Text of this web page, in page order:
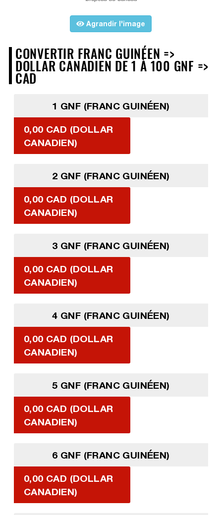
Agrandir l'image
CONVERTIR FRANC GUINÉEN =>
DOLLAR CANADIEN DE 1 À 100 GNF =>
CAD
1 GNF (FRANC GUINÉEN)
0,00 CAD (DOLLAR
CANADIEN)
2 GNF (FRANC GUINÉEN)
0,00 CAD (DOLLAR
CANADIEN)
3 GNF (FRANC GUINÉEN)
0,00 CAD (DOLLAR
CANADIEN)
4 GNF (FRANC GUINÉEN)
0,00 CAD (DOLLAR
CANADIEN)
5 GNF (FRANC GUINÉEN)
0,00 CAD (DOLLAR
CANADIEN)
6 GNF (FRANC GUINÉEN)
0,00 CAD (DOLLAR
CANADIEN)